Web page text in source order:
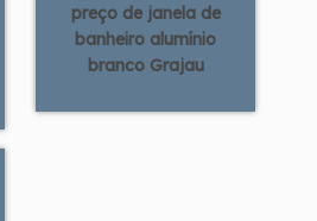
preço de janela de
banheiro alumínio
branco Grajau